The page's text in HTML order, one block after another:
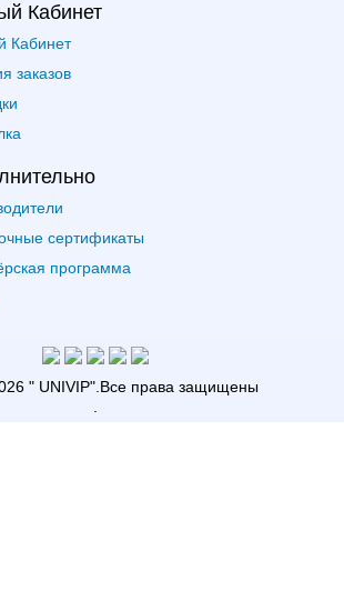
Кабинет
Кабинет
заказов
сертификаты
программа
" UNIVIP" .Все права защищены